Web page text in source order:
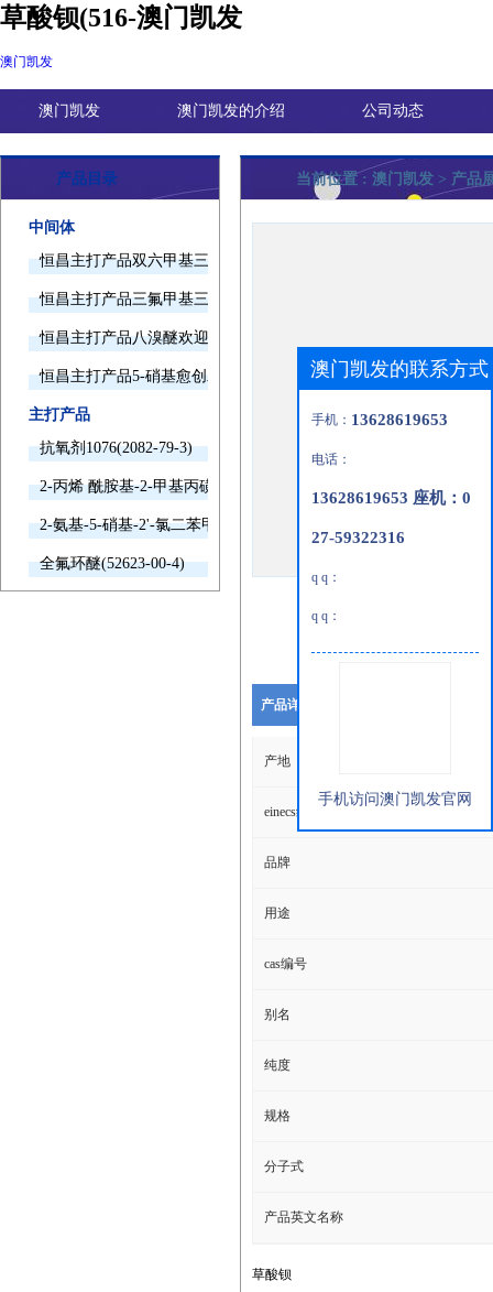
草酸钡(516-澳门凯发
澳门凯发
澳门凯发 澳门凯发的介绍 公司动态
产品目录
中间体
恒昌主打产品双六甲基三胺欢迎询价
恒昌主打产品三氟甲基三甲基硅烷欢迎询价
恒昌主打产品八溴醚欢迎询价
恒昌主打产品5-硝基愈创木酚钠欢迎询价
主打产品
抗氧剂1076(2082-79-3)
2-丙烯 酰胺基-2-甲基丙磺酸(15214-89-8)
2-氨基-5-硝基-2'-氯二苯甲酮(2011-66-7)
全氟环醚(52623-00-4)
当前位置 : 澳门凯发 > 产品
产品详细说明
产地
einecs编号
品牌
用途
cas编号
别名
纯度
规格
分子式
产品英文名称
草酸钡
澳门凯发的联系方式
手机： 13628619653
电话：
13628619653 座机：0
27-59322316
q q：
q q：
手机访问澳门凯发官网